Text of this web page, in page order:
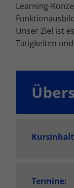
Learning-
Unser Ziel ist
Tätigkeiten
Termine: